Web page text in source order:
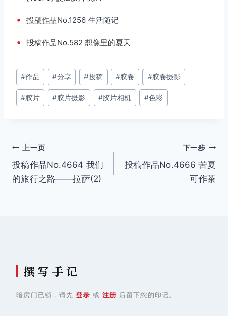
• 投稿作品No.1256 生活随记
• 投稿作品No.582 想像里的夏天
文
章
标
#作品 #分享 #投稿 #胶卷 #胶卷摄影
#胶片 #胶片摄影 #胶片相机 #色彩
文
章
上一页
投稿作品No.4664 我们
的旅行之路——拉萨(2)
下一步
投稿作品No.4666 苦夏
可作茶
撰 写 手 记
暗房门已锁，请先 登录 或 注册 后留下您的印记。